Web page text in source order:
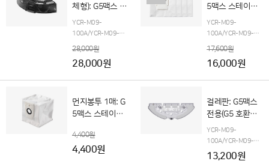
체형): G5맥스 전
용(G5 호환불가)
YCR-M09-
100A/YCR-M09-
110A 전용
28,000원
28,000원
5맥스 스테이션
전용(G5 호환불
가)
YCR-M09-
100A/YCR-M09-
110A 전용
17,600원
16,000원
먼지봉투 1매: G
5맥스 스테이션
가)
4,400원
4,400원
걸레판: G5맥스
전용(G5 호환불
가)
YCR-M09-
100A/YCR-M09-
110A 전용
13,200원